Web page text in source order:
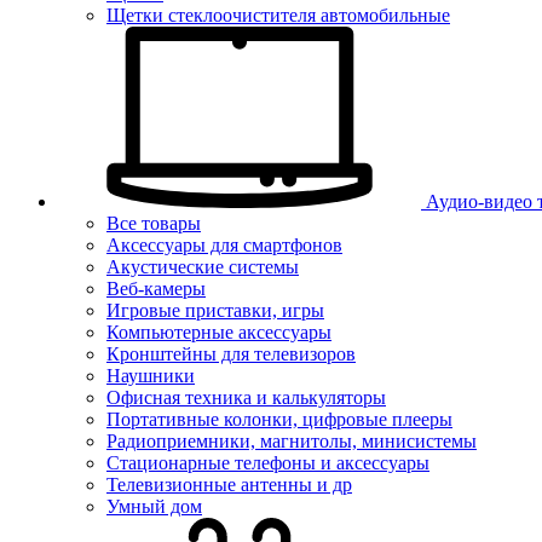
Щетки стеклоочистителя автомобильные
Аудио-видео
Все товары
Аксессуары для смартфонов
Акустические системы
Веб-камеры
Игровые приставки, игры
Компьютерные аксессуары
Кронштейны для телевизоров
Наушники
Офисная техника и калькуляторы
Портативные колонки, цифровые плееры
Радиоприемники, магнитолы, минисистемы
Стационарные телефоны и аксессуары
Телевизионные антенны и др
Умный дом